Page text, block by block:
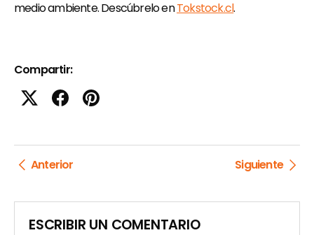
medio ambiente. Descúbrelo enTokstock.cl.
Compartir:
Anterior Siguiente
ESCRIBIR UN COMENTARIO